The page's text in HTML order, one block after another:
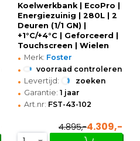
Koelwerkbank | EcoPro |
Energiezuinig | 280L | 2
Deuren (1/1 GN) |
+1°C/+4°C | Geforceerd |
Touchscreen | Wielen
(Geremd) |
1365x700x865(h)mm
• Merk: Foster
• voorraad controleren
• Levertijd: zoeken
• Garantie: 1 jaar
• Art.nr: FST-43-102
4.895,-4.309,-